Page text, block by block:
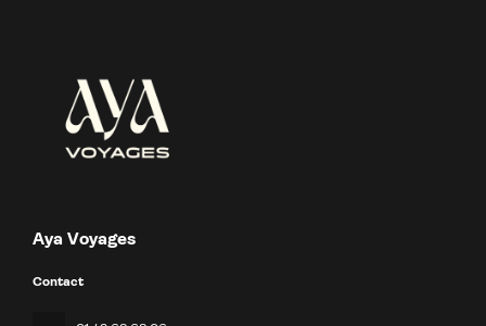
Aya Voyages
Contact